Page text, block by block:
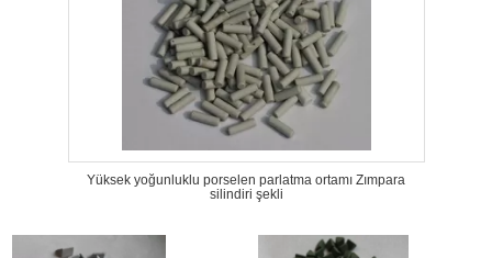
Yüksek yoğunluklu porselen parlatma ortamı Zımpara
silindiri şekli